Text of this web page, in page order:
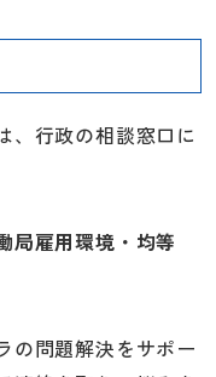
、行政の相談窓口に
局雇用環境・均等
の問題解決をサポー